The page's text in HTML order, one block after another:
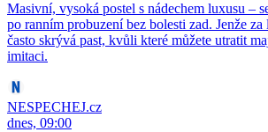
Masivní, vysoká postel s nádechem luxusu –
po ranním probuzení bez bolesti zad. Jenže
často skrývá past, kvůli které můžete utratit
imitaci.
NESPECHEJ.cz
dnes, 09:00